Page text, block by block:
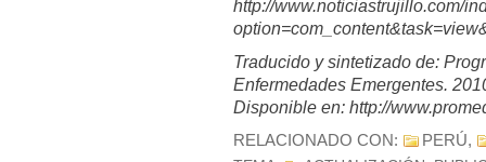
http://www.noticiastrujillo.com/
Traducido y sintetizado de:
Enfermedades Emergentes.
Disponible en: http://
RELACIONADO CON: PERÚ,